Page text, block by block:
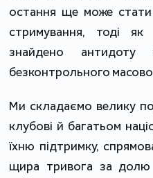
остання ще може стати
стримування, тоді
знайдено
безконтрольного
Ми складаємо велику
клубові й багатьом
їхню підтримку,
щира тривога за